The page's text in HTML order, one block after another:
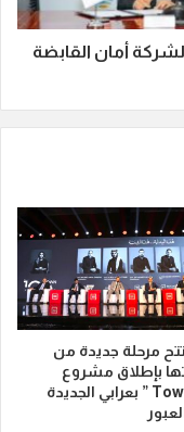
أمان القابضة
مرحلة جديدة من
بإطلاق مشروع
“Town Ten ” بعرابي الجديدة